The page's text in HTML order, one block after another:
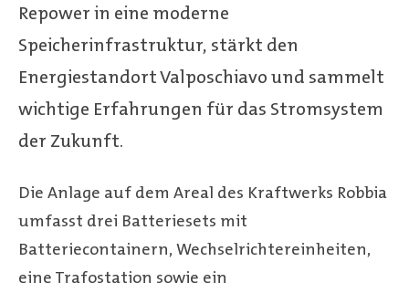
Repower in eine moderne
Speicherinfrastruktur, stärkt den
Energiestandort Valposchiavo und sammelt
wichtige Erfahrungen für das Stromsystem
der Zukunft.
Die Anlage auf dem Areal des Kraftwerks Robbia
umfasst drei Batteriesets mit
Batteriecontainern, Wechselrichtereinheiten,
eine Trafostation sowie ein